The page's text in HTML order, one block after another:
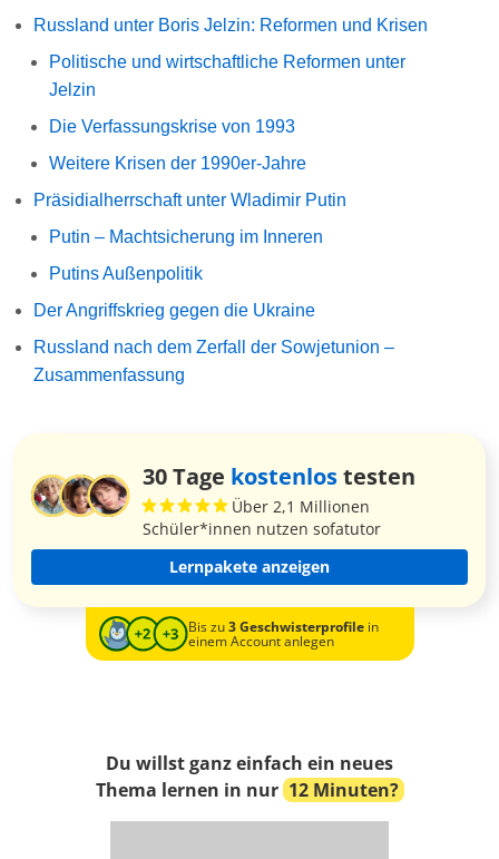
Russland unter Boris Jelzin: Reformen und Krisen
Politische und wirtschaftliche Reformen unter
Jelzin
Die Verfassungskrise von 1993
Weitere Krisen der 1990er-Jahre
Präsidialherrschaft unter Wladimir Putin
Putin – Machtsicherung im Inneren
Putins Außenpolitik
Der Angriffskrieg gegen die Ukraine
Russland nach dem Zerfall der Sowjetunion –
Zusammenfassung
30 Tage kostenlostesten
Über 2,1 Millionen
Schüler*innen nutzen sofatutor
Lernpakete anzeigen
Bis zu3 Geschwisterprofilein
einem Account anlegen
Du willst ganz einfach ein neues
Thema lernen in nur 12 Minuten?